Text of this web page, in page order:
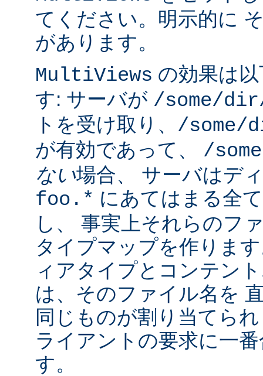
てください。明示的に
があります。
MultiViews の効果は
す: サーバが /some/
トを受け取り、 /some/
が有効であって、 /
ない場合、 サーバはデ
foo.* にあてはまる全
し、 事実上それらのフ
タイプマップを作りま
ィアタイプとコンテン
は、そのファイル名を
同じものが割り当てら
ライアントの要求に一
す。